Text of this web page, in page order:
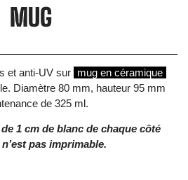
MUG
et anti-UV sur mug en céramique
Diamètre 80 mm, hauteur 95 mm
de 325 ml.
1 cm de blanc de chaque côté
n’est pas imprimable.